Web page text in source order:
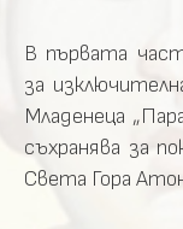
В първата
за
Младенеца
съхранява за
Света Гора